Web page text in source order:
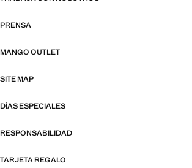
PRENSA
MANGO OUTLET
SITE MAP
DÍAS ESPECIALES
RESPONSABILIDAD
TARJETA REGALO